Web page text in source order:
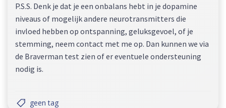
P.S.S. Denk je dat je een onbalans hebt in je dopamine
niveaus of mogelijk andere neurotransmitters die
invloed hebben op ontspanning, geluksgevoel, of je
stemming, neem contact met me op. Dan kunnen we via
de Braverman test zien of er eventuele ondersteuning
nodig is.
geen tag